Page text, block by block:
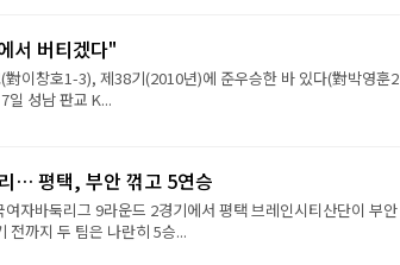
서 버티겠다"
이창호1-3), 제38기(2010년)에 준우승한 바 있다(對박영훈2
일 성남 판교 K...
… 평택, 부안 꺾고 5연승
자바둑리그 9라운드 2경기에서 평택 브레인시티산단이 부안
전까지 두 팀은 나란히 5승...